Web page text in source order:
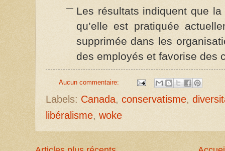
Les résultats indiquent que
qu’elle est pratiquée
supprimée dans les
des employés et favorise des
Aucun commentaire:
Labels: Canada, conservatisme,
libéralisme, woke